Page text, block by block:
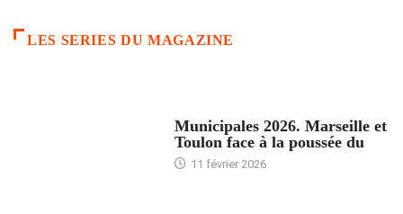
LES SERIES DU MAGAZINE
Municipales 2026. Marseille et
Toulon face à la poussée du
11 février 2026